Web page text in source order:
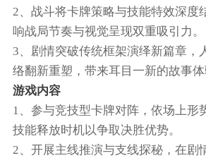
2、战斗将卡牌策略与技能特效深度
响战局节奏与视觉呈现双重吸引力。
3、剧情突破传统框架演绎新篇章，
络翻新重塑，带来耳目一新的故事体
游戏内容
1、参与竞技型卡牌对阵，依场上形
技能释放时机以争取决胜优势。
2、开展主线推演与支线探秘，在剧